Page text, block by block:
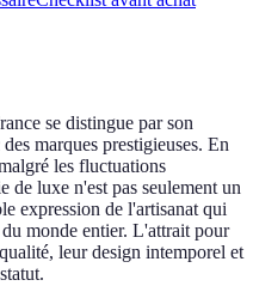
se distingue par son
marques prestigieuses. En
les fluctuations
de luxe n'est pas seulement un
expression de l'artisanat qui
monde entier. L'attrait pour
leur design intemporel et